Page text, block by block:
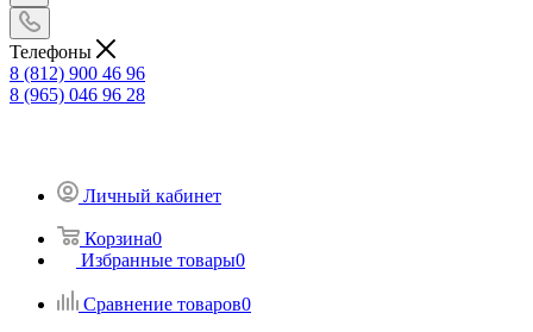
Телефоны
8 (812) 900 46 96
8 (965) 046 96 28
Личный кабинет
Корзина0
Избранные товары0
Сравнение товаров0